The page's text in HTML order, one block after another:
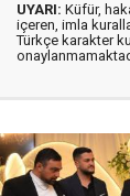
UYARI: Küfür,
içeren, imla
Türkçe karakter